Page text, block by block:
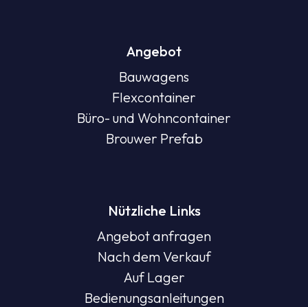
Angebot
Bauwagens
Flexcontainer
Büro- und Wohncontainer
Brouwer Prefab
Nützliche Links
Angebot anfragen
Nach dem Verkauf
Auf Lager
Bedienungsanleitungen